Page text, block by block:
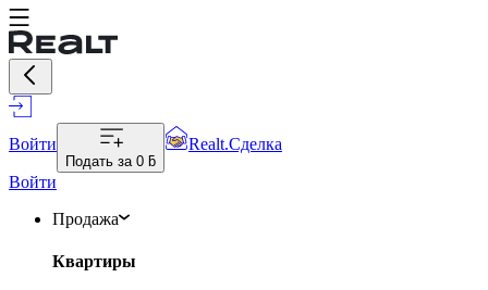
Войти
Подать за 0 ƃ
Realt.Сделка
Войти
Продажа
Квартиры